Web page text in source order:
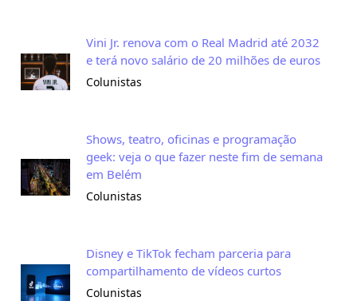
Vini Jr. renova com o Real Madrid até 2032
e terá novo salário de 20 milhões de euros
Colunistas
Shows, teatro, oficinas e programação
geek: veja o que fazer neste fim de semana
em Belém
Colunistas
Disney e TikTok fecham parceria para
compartilhamento de vídeos curtos
Colunistas